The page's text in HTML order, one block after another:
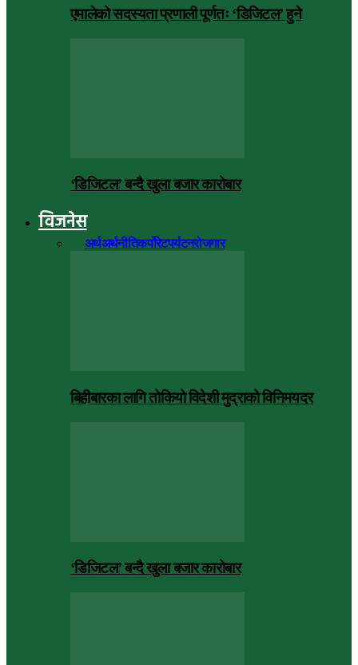
एमालेको सदस्यता प्रणाली पूर्णतः ‘डिजिटल’ हुने
‘डिजिटल’ बन्दै खुला बजार कारोबार
विजनेस
अर्थअर्थनीतिकर्पोरेटपर्यटनरोजगार
बिहीबारका लागि तोकियो विदेशी मुद्राको विनिमयदर
‘डिजिटल’ बन्दै खुला बजार कारोबार